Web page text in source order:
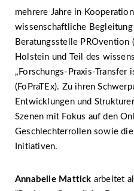
mehrere Jahre in
wissenschaftliche
Beratungsstelle PROvention
Holstein und Teil des
„Forschungs-Praxis-Transfer
(FoPraTEx). Zu ihren
Entwicklungen und
Szenen mit Fokus auf den
Geschlechterrollen sowie
Initiativen.
Annabelle Mattick arbeitet